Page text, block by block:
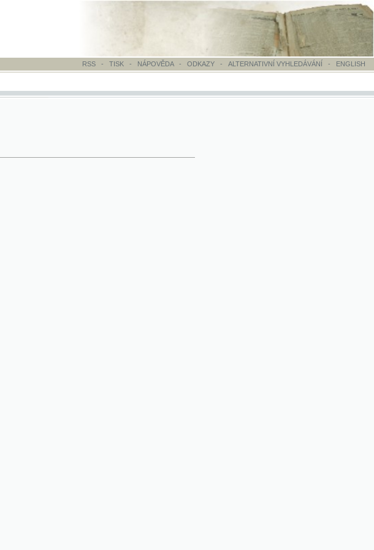
RSS - TISK-NÁPOVĚDA - ODKAZY - ALTERNATIVNÍ VYHLEDÁVÁNÍ- ENGLISH